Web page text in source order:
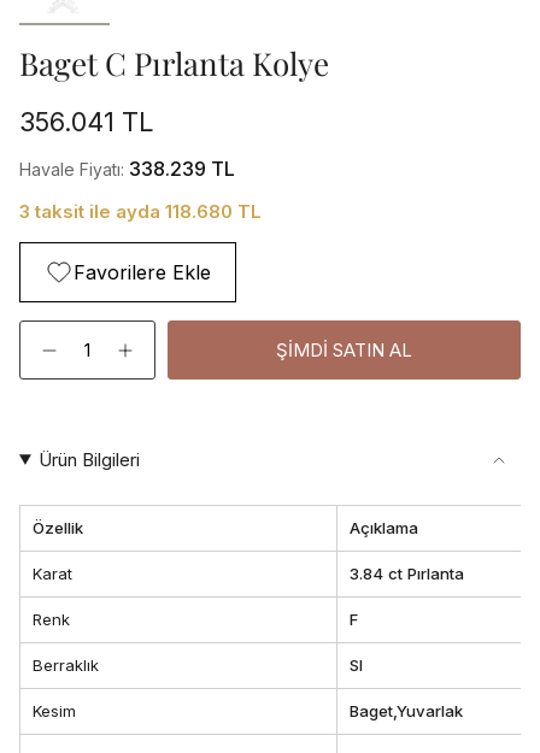
Baget C Pırlanta Kolye
356.041 TL
Havale Fiyatı: 338.239 TL
3 taksit ile ayda 118.680 TL
Favorilere Ekle
Adet
ŞIMDI SATIN AL
Ürün Bilgileri
Özellik Açıklama
Karat 3.84 ct Pırlanta
Renk F
Berraklık SI
Kesim Baget,Yuvarlak